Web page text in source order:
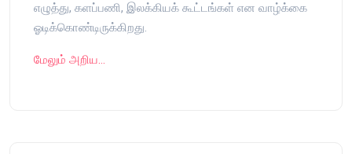
எழுத்து, களப்பணி, இலக்கியக் கூட்டங்கள் என வாழ்க்கை
ஓடிக்கொண்டிருக்கிறது.
மேலும் அறிய…